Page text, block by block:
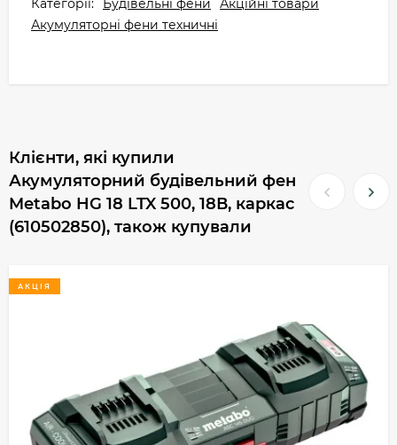
Категорії: Будівельні фени
Акційні товари
Акумуляторні фени техничні
Клієнти, які купили
Акумуляторний будівельний фен
Metabo HG 18 LTX 500, 18В, каркас
(610502850), також купували
АКЦІЯ